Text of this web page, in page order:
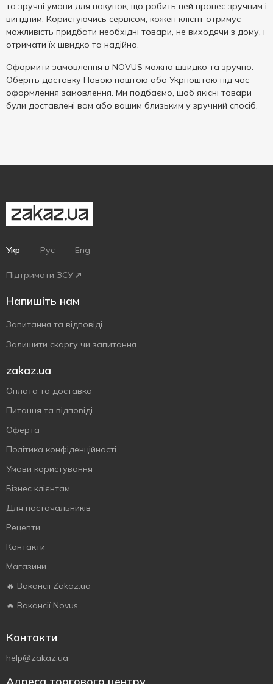
та зручні умови для покупок, що робить цей процес зручним і
вигідним. Користуючись сервісом, кожен клієнт отримує
можливість придбати необхідні товари, не виходячи з дому, і
отримати їх швидко та надійно.
Оформити замовлення в NOVUS можна швидко та зручно.
Оберіть доставку Новою поштою або Укрпоштою під час
оформлення замовлення. Ми подбаємо, щоб якісні товари
були доставлені вам або вашим близьким у зручний спосіб.
Укр Рус Eng
Підтримати ЗСУ
Напишіть нам
Запитання та відповіді
Залишити скаргу чи запитання
zakaz.ua
Оплата та доставка
Питання та відповіді
Оферта
Політика конфіденційності
Умови користування
Бізнес клієнтам
Для постачальників
Рецепти
Контакти
Магазини
🔥 Вакансії Zakaz.ua
🔥 Вакансії Novus
Контакти
help@zakaz.ua